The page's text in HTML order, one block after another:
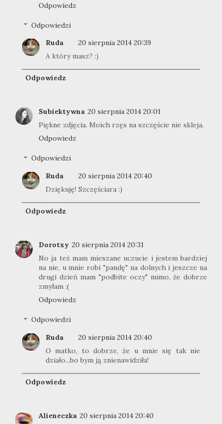
Odpowiedz
Odpowiedzi
Ruda
20 sierpnia 2014 20:39
A który masz? :)
Odpowiedz
Subiektywna 20 sierpnia 2014 20:01
Piękne zdjęcia. Moich rzęs na szczęście nie skleja.
Odpowiedz
Odpowiedzi
Ruda
20 sierpnia 2014 20:40
Dziękuję! Szczęściara :)
Odpowiedz
Dorotxy 20 sierpnia 2014 20:31
No ja też mam mieszane uczucie i jestem bardziej
na nie, u mnie robi "pandę" na dolnych i jeszcze na
drugi dzień mam "podbite oczy" mimo, że dobrze
zmyłam :(
Odpowiedz
Odpowiedzi
Ruda
20 sierpnia 2014 20:40
O matko, to dobrze, że u mnie się tak nie
działo...bo bym ją znienawidziła!
Odpowiedz
Alieneczka 20 sierpnia 2014 20:40